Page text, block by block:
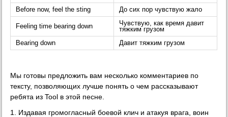
Before now, feel the sting До сих пор чувствую жало
Feeling time bearing down
Чувствую, как время давит
тяжким грузом
Bearing down
Давит тяжким грузом
Мы готовы предложить вам несколько комментариев по
тексту, позволяющих лучше понять о чем рассказывают
ребята из Tool в этой песне.
1. Издавая громогласный боевой клич и атакуя врага, воин